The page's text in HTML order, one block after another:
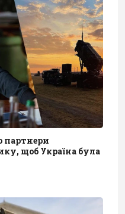
партнери
щоб Україна була